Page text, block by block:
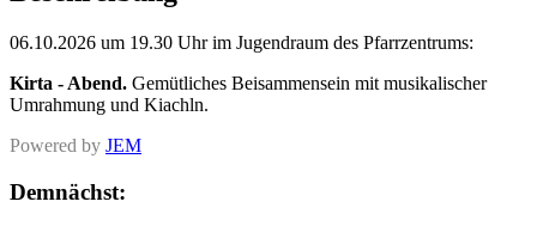
06.10.2026 um 19.30 Uhr im Jugendraum des Pfarrzentrums:
Kirta - Abend. Gemütliches Beisammensein mit musikalischer
Umrahmung und Kiachln.
Powered by JEM
Demnächst: